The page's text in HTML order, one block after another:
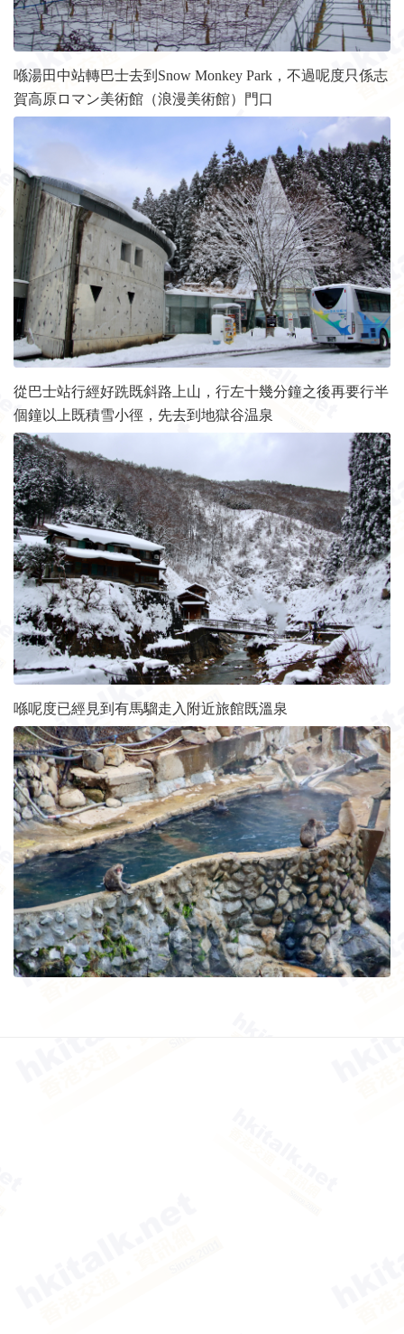
喺湯田中站轉巴士去到Snow Monkey Park，不過呢度只係志
賀高原ロマン美術館（浪漫美術館）門口
從巴士站行經好跣既斜路上山，行左十幾分鐘之後再要行半
個鐘以上既積雪小徑，先去到地獄谷温泉
喺呢度已經見到有馬騮走入附近旅館既溫泉